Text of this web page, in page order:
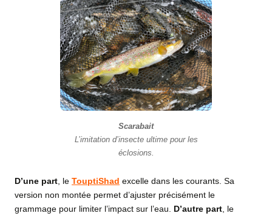
Scarabait
L’imitation d’insecte ultime pour les
éclosions.
D’une part, le TouptiShad excelle dans les courants. Sa
version non montée permet d’ajuster précisément le
grammage pour limiter l’impact sur l’eau. D’autre part, le